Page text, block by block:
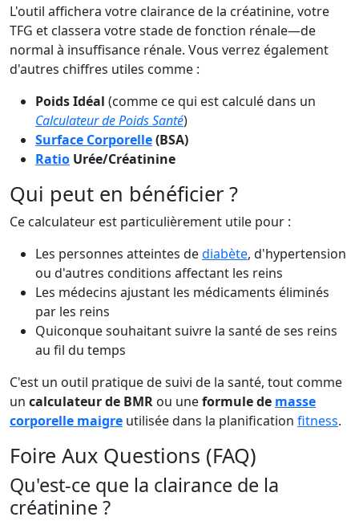
L'outil affichera votre clairance de la créatinine, votre
TFG et classera votre stade de fonction rénale—de
normal à insuffisance rénale. Vous verrez également
d'autres chiffres utiles comme :
Poids Idéal (comme ce qui est calculé dans un
Calculateur de Poids Santé)
Surface Corporelle(BSA)
Ratio Urée/Créatinine
Qui peut en bénéficier ?
Ce calculateur est particulièrement utile pour :
Les personnes atteintes dediabète, d'hypertension
ou d'autres conditions affectant les reins
Les médecins ajustant les médicaments éliminés
par les reins
Quiconque souhaitant suivre la santé de ses reins
au fil du temps
C'est un outil pratique de suivi de la santé, tout comme
un calculateur de BMR ou uneformule de masse
corporelle maigre utilisée dans la planification fitness.
Foire Aux Questions (FAQ)
Qu'est-ce que la clairance de la
créatinine ?